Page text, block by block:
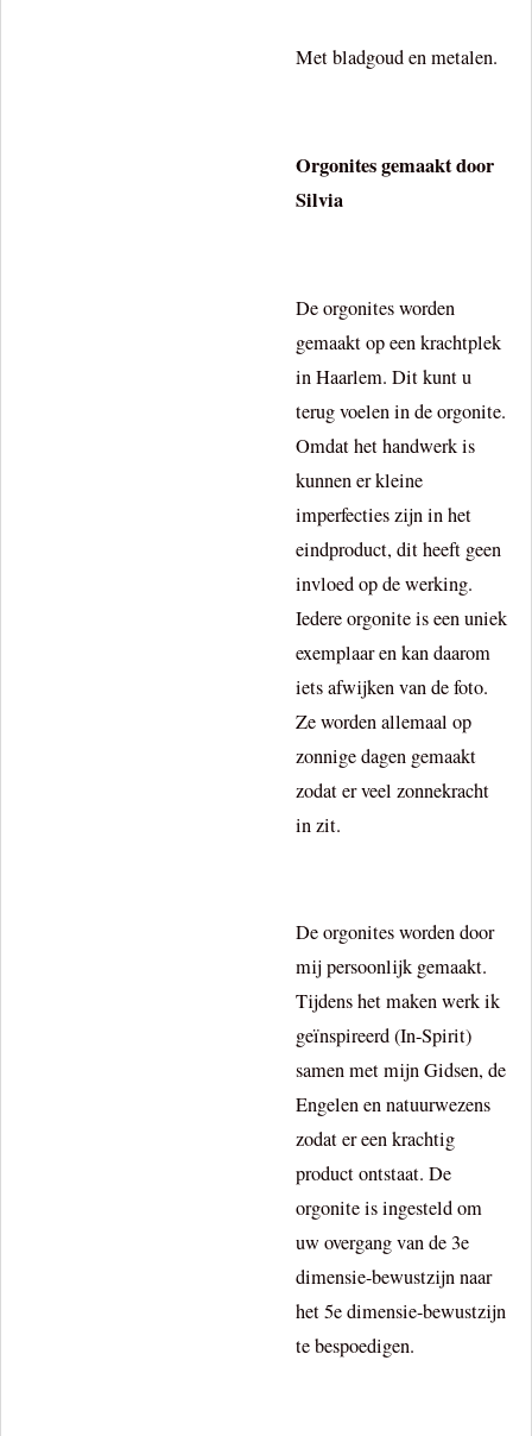
Met bladgoud en metalen.
Orgonites gemaakt door
Silvia
De orgonites worden
gemaakt op een krachtplek
in Haarlem. Dit kunt u
terug voelen in de orgonite.
Omdat het handwerk is
kunnen er kleine
imperfecties zijn in het
eindproduct, dit heeft geen
invloed op de werking.
Iedere orgonite is een uniek
exemplaar en kan daarom
iets afwijken van de foto.
Ze worden allemaal op
zonnige dagen gemaakt
zodat er veel zonnekracht
in zit.
De orgonites worden door
mij persoonlijk gemaakt.
Tijdens het maken werk ik
geïnspireerd (In-Spirit)
samen met mijn Gidsen, de
Engelen en natuurwezens
zodat er een krachtig
product ontstaat. De
orgonite is ingesteld om
uw overgang van de 3e
dimensie-bewustzijn naar
het 5e dimensie-bewustzijn
te bespoedigen.